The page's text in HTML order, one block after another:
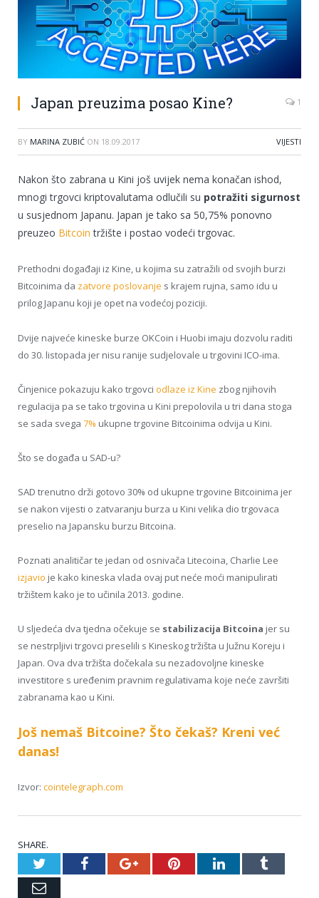
Japan preuzima posao Kine? 1
BY MARINA ZUBIĆ ON 18.09.2017 VIJESTI
Nakon što zabrana u Kini još uvijek nema konačan ishod,
mnogi trgovci kriptovalutama odlučili su potražiti sigurnost
u susjednom Japanu. Japan je tako sa 50,75% ponovno
preuzeo Bitcoin tržište i postao vodeći trgovac.
Prethodni događaji iz Kine, u kojima su zatražili od svojih burzi
Bitcoinima da zatvore poslovanje s krajem rujna, samo idu u
prilog Japanu koji je opet na vodećoj poziciji.
Dvije najveće kineske burze OKCoin i Huobi imaju dozvolu raditi
do 30. listopada jer nisu ranije sudjelovale u trgovini ICO-ima.
Činjenice pokazuju kako trgovci odlaze iz Kine zbog njihovih
regulacija pa se tako trgovina u Kini prepolovila u tri dana stoga
se sada svega 7% ukupne trgovine Bitcoinima odvija u Kini.
Što se događa u SAD-u?
SAD trenutno drži gotovo 30% od ukupne trgovine Bitcoinima jer
se nakon vijesti o zatvaranju burza u Kini velika dio trgovaca
preselio na Japansku burzu Bitcoina.
Poznati analitičar te jedan od osnivača Litecoina, Charlie Lee
izjavio je kako kineska vlada ovaj put neće moći manipulirati
tržištem kako je to učinila 2013. godine.
U sljedeća dva tjedna očekuje se stabilizacija Bitcoina jer su
se nestrpljivi trgovci preselili s Kineskog tržišta u Južnu Koreju i
Japan. Ova dva tržišta dočekala su nezadovoljne kineske
investitore s uređenim pravnim regulativama koje neće završiti
zabranama kao u Kini.
Još nemaš Bitcoine? Što čekaš? Kreni već
danas!
Izvor: cointelegraph.com
SHARE.
TwitterFacebookGoogle+PinterestLinkedInTumblr
Email